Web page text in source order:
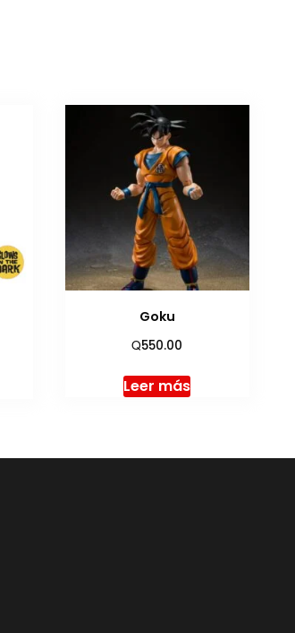
Goku
Q550.00
Leer más